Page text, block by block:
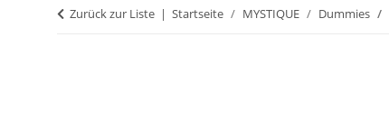
Zurück zur Liste Startseite MYSTIQUE Dummies